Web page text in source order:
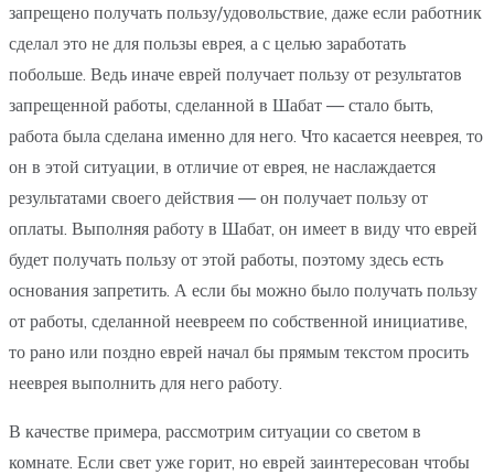
запрещено получать пользу/удовольствие, даже если работник
сделал это не для пользы еврея, а с целью заработать
побольше. Ведь иначе еврей получает пользу от результатов
запрещенной работы, сделанной в Шабат — стало быть,
работа была сделана именно для него. Что касается нееврея, то
он в этой ситуации, в отличие от еврея, не наслаждается
результатами своего действия — он получает пользу от
оплаты. Выполняя работу в Шабат, он имеет в виду что еврей
будет получать пользу от этой работы, поэтому здесь есть
основания запретить. А если бы можно было получать пользу
от работы, сделанной неевреем по собственной инициативе,
то рано или поздно еврей начал бы прямым текстом просить
нееврея выполнить для него работу.
В качестве примера, рассмотрим ситуации со светом в
комнате. Если свет уже горит, но еврей заинтересован чтобы